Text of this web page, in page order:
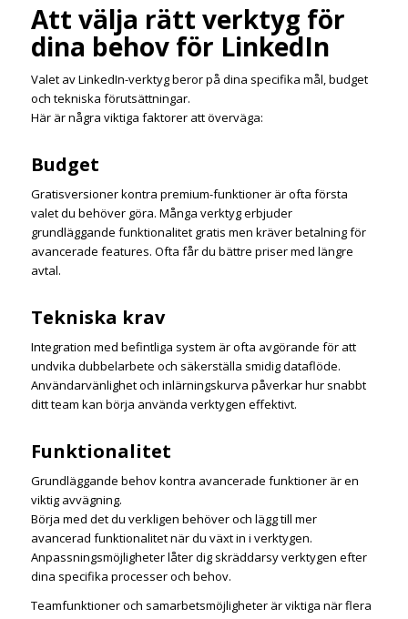
Att välja rätt verktyg för
dina behov för LinkedIn
Valet av LinkedIn-verktyg beror på dina specifika mål, budget
och tekniska förutsättningar.
Här är några viktiga faktorer att överväga:
Budget
Gratisversioner kontra premium-funktioner är ofta första
valet du behöver göra. Många verktyg erbjuder
grundläggande funktionalitet gratis men kräver betalning för
avancerade features. Ofta får du bättre priser med längre
avtal.
Tekniska krav
Integration med befintliga system är ofta avgörande för att
undvika dubbelarbete och säkerställa smidig dataflöde.
Användarvänlighet och inlärningskurva påverkar hur snabbt
ditt team kan börja använda verktygen effektivt.
Funktionalitet
Grundläggande behov kontra avancerade funktioner är en
viktig avvägning.
Börja med det du verkligen behöver och lägg till mer
avancerad funktionalitet när du växt in i verktygen.
Anpassningsmöjligheter låter dig skräddarsy verktygen efter
dina specifika processer och behov.
Teamfunktioner och samarbetsmöjligheter är viktiga när flera